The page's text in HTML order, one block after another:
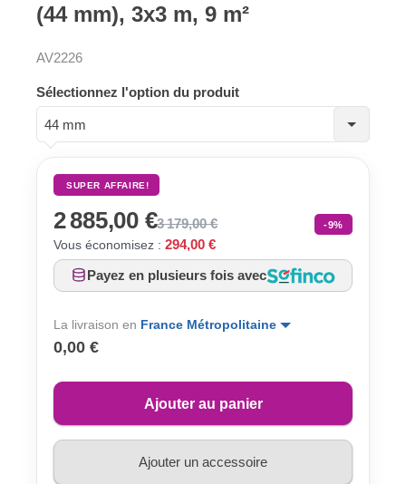
(44 mm), 3x3 m, 9 m²
AV2226
Sélectionnez l'option du produit
44 mm
SUPER AFFAIRE!
2 885,00 €3 179,00 € -9%
Vous économisez : 294,00 €
Payez en plusieurs fois avec
La livraison en France Métropolitaine
0,00 €
Ajouter au panier
Ajouter un accessoire